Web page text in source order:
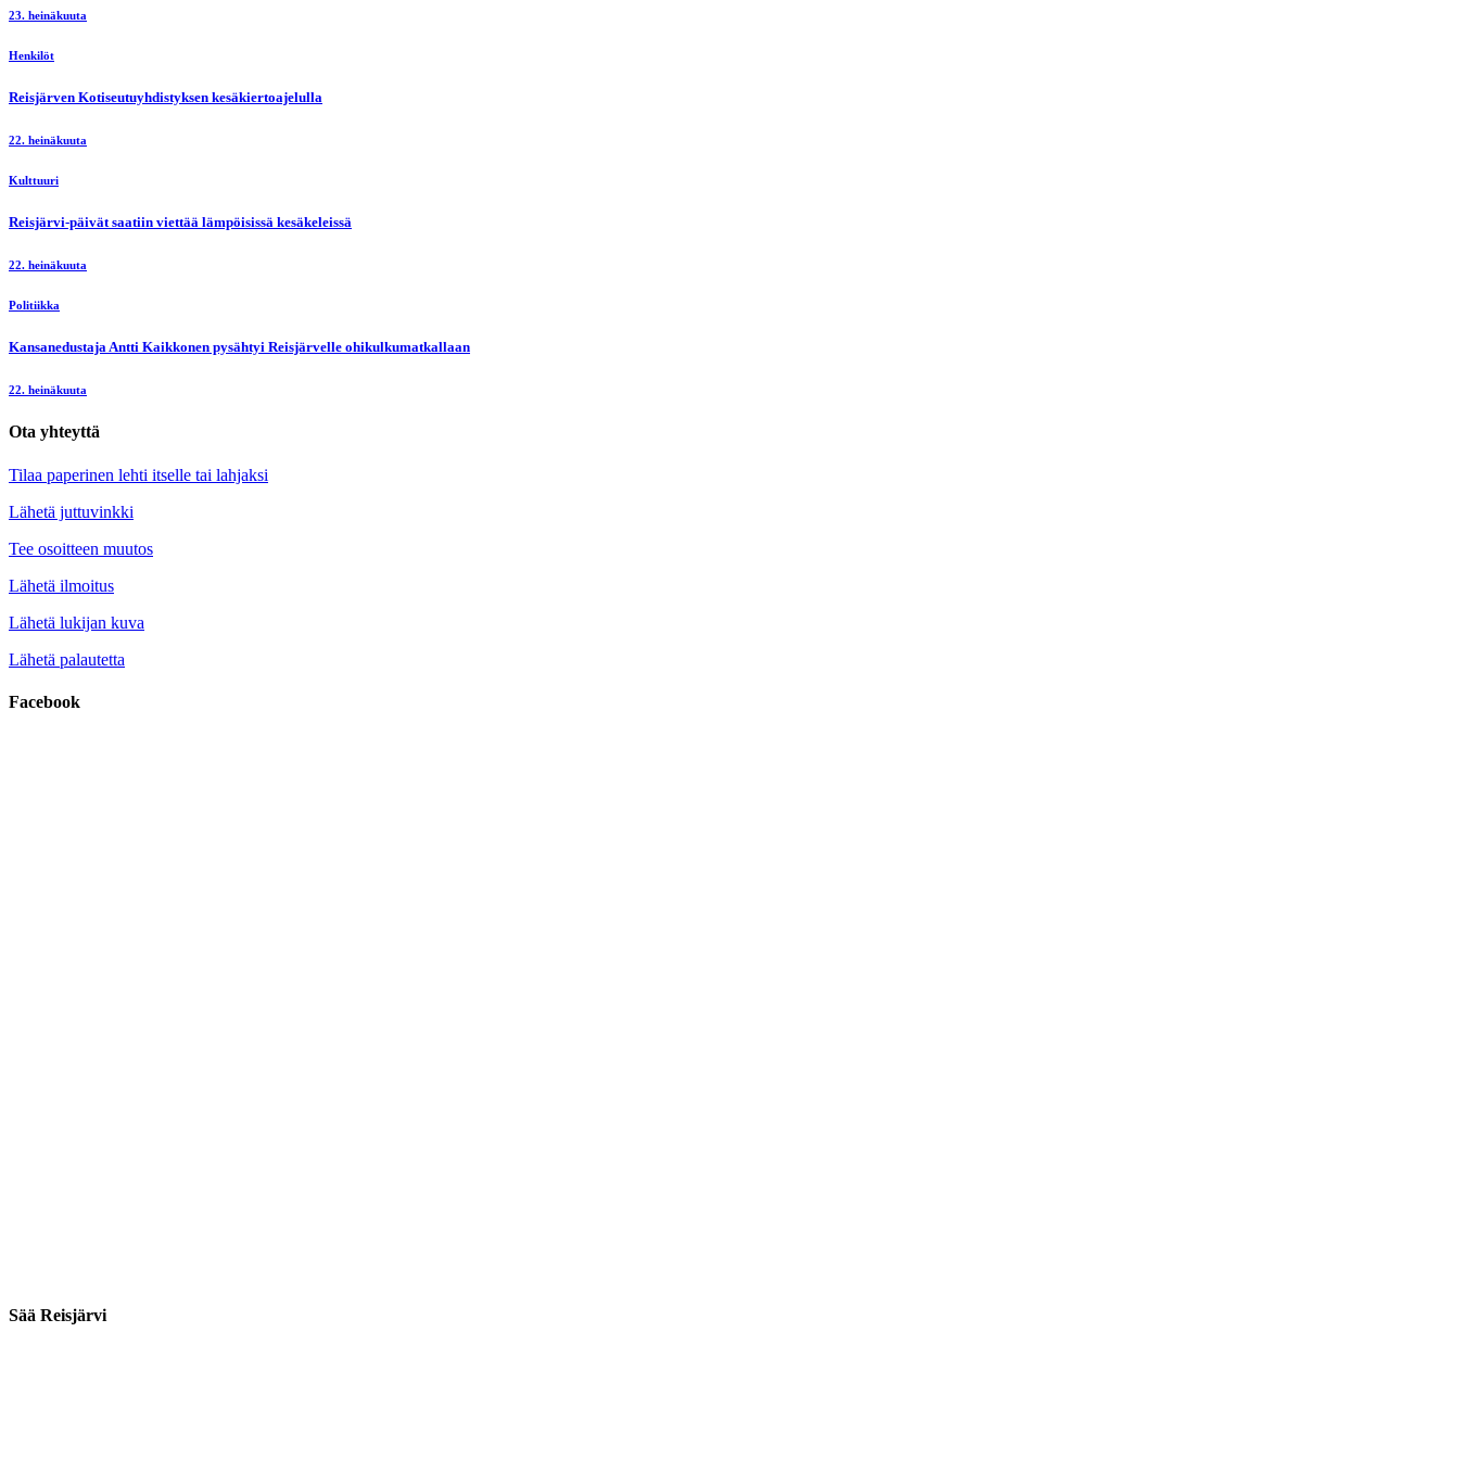
23. heinäkuuta
Henkilöt
Reisjärven Kotiseutuyhdistyksen kesäkiertoajelulla
22. heinäkuuta
Kulttuuri
Reisjärvi-päivät saatiin viettää lämpöisissä kesäkeleissä
22. heinäkuuta
Politiikka
Kansanedustaja Antti Kaikkonen pysähtyi Reisjärvelle ohikulkumatkallaan
22. heinäkuuta
Ota yhteyttä
Tilaa paperinen lehti itselle tai lahjaksi
Lähetä juttuvinkki
Tee osoitteen muutos
Lähetä ilmoitus
Lähetä lukijan kuva
Lähetä palautetta
Facebook
Sää Reisjärvi